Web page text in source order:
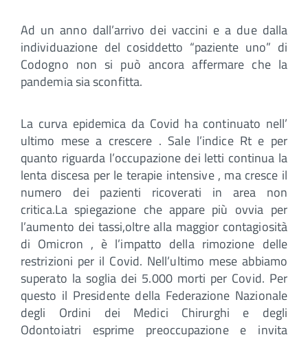
Ad un anno dall’arrivo dei vaccini e a due dalla
individuazione del cosiddetto “paziente uno” di
Codogno non si può ancora affermare che la
pandemia sia sconfitta.
La curva epidemica da Covid ha continuato nell’
ultimo mese a crescere . Sale l’indice Rt e per
quanto riguarda l’occupazione dei letti continua la
lenta discesa per le terapie intensive , ma cresce il
numero dei pazienti ricoverati in area non
critica.La spiegazione che appare più ovvia per
l’aumento dei tassi,oltre alla maggior contagiosità
di Omicron , è l’impatto della rimozione delle
restrizioni per il Covid. Nell’ultimo mese abbiamo
superato la soglia dei 5.000 morti per Covid. Per
questo il Presidente della Federazione Nazionale
degli Ordini dei Medici Chirurghi e degli
Odontoiatri esprime preoccupazione e invita